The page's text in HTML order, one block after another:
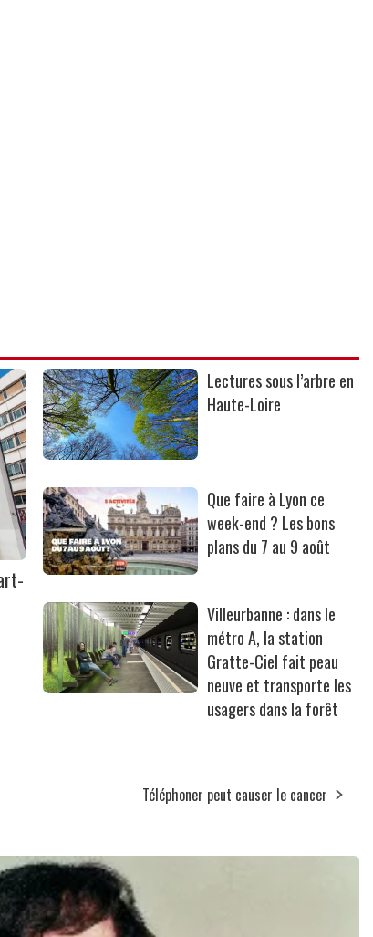
Lectures sous l’arbre en
Haute-Loire
Que faire à Lyon ce
week-end ? Les bons
plans du 7 au 9 août
Villeurbanne : dans le
métro A, la station
Gratte-Ciel fait peau
neuve et transporte les
usagers dans la forêt
Téléphoner peut causer le cancer